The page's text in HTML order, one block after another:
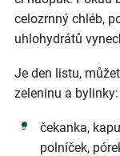
celozrnný chléb,
uhlohydrátů
Je den listu,
zeleninu a bylinky:
čekanka,
polníček,